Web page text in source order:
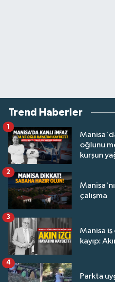
Trend Haberler
oğlunu
kurşun
1
çalışma
2
Manisa iş
kayıp:
3
Parkta
4